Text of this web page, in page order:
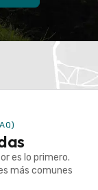
es lo primero.
más comunes